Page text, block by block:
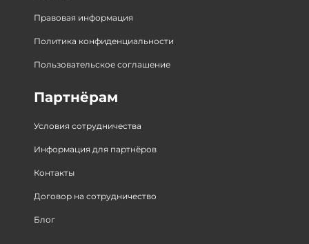
Правовая информация
Политика конфиденциальности
Пользовательское соглашение
Партнёрам
Условия сотрудничества
Информация для партнёров
Контакты
Договор на сотрудничество
Блог